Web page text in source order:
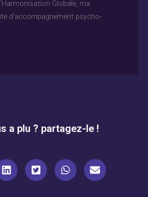
Globale, ma
d'accompagnement psycho-
a plu ? partagez-le !